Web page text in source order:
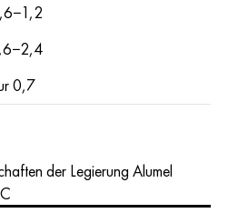
0,7
der Legierung Alumel
46s20